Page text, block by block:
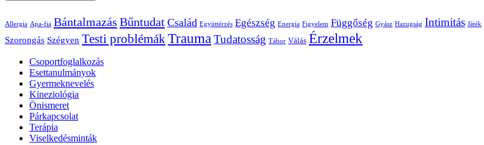
Allergia Apa-fia Bántalmazás Bűntudat Család Együttérzés Egészség Energia Figyelem Függőség Gyász Hazugság Intimitás Játék
Szorongás Szégyen Testi problémákTraumaTudatosság Tábor Válás Érzelmek
Csoportfoglalkozás
Esettanulmányok
Gyermeknevelés
Kineziológia
Önismeret
Párkapcsolat
Terápia
Viselkedésminták